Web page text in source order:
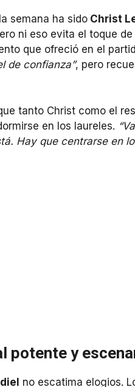
semana ha sido Christ
ni eso evita el toque
que ofreció en el
de confianza”, pero
tanto Christ como el
en los laureles.
Hay que centrarse en
potente y
no escatima elogios.